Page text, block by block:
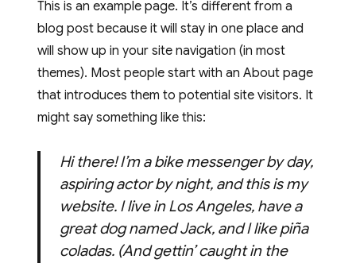
This is an example page. It’s different from a
blog post because it will stay in one place and
will show up in your site navigation (in most
themes). Most people start with an About page
that introduces them to potential site visitors. It
might say something like this:
Hi there! I’m a bike messenger by day,
aspiring actor by night, and this is my
website. I live in Los Angeles, have a
great dog named Jack, and I like piña
coladas. (And gettin’ caught in the